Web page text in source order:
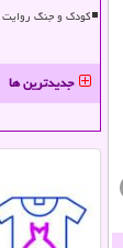
کودک و جنگ روایت
جدیدترین ها